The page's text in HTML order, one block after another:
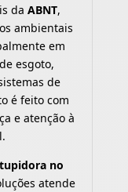
daABNT,
ambientais
em
esgoto,
de
é feito com
e atenção à
no
atende